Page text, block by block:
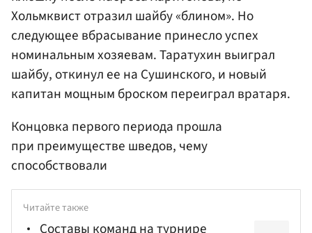
Хольмквист отразил шайбу «блином». Но
следующее вбрасывание принесло успех
номинальным хозяевам. Таратухин выиграл
шайбу, откинул ее на Сушинского, и новый
капитан мощным броском переиграл вратаря.
Концовка первого периода прошла
при преимуществе шведов, чему
способствовали
Читайте также
Составы команд на турнире